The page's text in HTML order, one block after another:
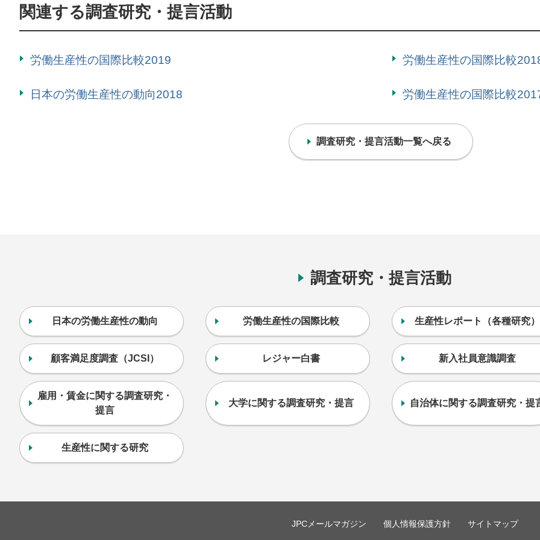
関連する調査研究・提言活動
労働生産性の国際比較2019 労働生産性の国際比較
日本の労働生産性の動向2018 労働生産性の国際比較
調査研究・提言活動一覧へ戻る
調査研究・提言活動
日本の労働生産性の動向 労働生産性の国際比較 生産性レポート（各種研究）
顧客満足度調査（JCSI） レジャー白書 新入社員意識調査
雇用・賃金に関する調査研究・
提言
大学に関する調査研究・提言 自治体に関する調査研究・提
生産性に関する研究
JPCメールマガジン 個人情報保護方針 サイトマップ